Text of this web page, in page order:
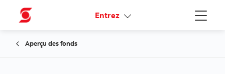
Menu
Entrez Liens connexes
Aperçu des fonds